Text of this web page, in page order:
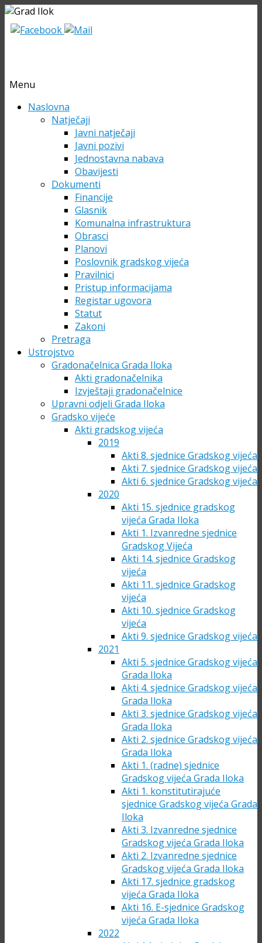
Menu
Skip Naslovna
Natječaji
Javni natječaji
Javni pozivi
Jednostavna nabava
Obavijesti
Dokumenti
Financije
Glasnik
Komunalna infrastruktura
Obrasci
Planovi
Poslovnik gradskog vijeća
Pravilnici
Pristup informacijama
Registar ugovora
Statut
Zakoni
Pretraga
Ustrojstvo
Gradonačelnica Grada Iloka
Akti gradonačelnika
Izvještaji gradonačelnice
Upravni odjeli Grada Iloka
Gradsko vijeće
Akti gradskog vijeća
2019
Akti 8. sjednice Gradskog vijeća
Akti 7. sjednice Gradskog vijeća
Akti 6. sjednice Gradskog vijeća
2020
Akti 15. sjednice gradskog
vijeća Grada Iloka
Akti 1. Izvanredne sjednice
Gradskog Vijeća
Akti 14. sjednice Gradskog
vijeća
Akti 11. sjednice Gradskog
vijeća
Akti 10. sjednice Gradskog
vijeća
Akti 9. sjednice Gradskog vijeća
2021
Akti 5. sjednice Gradskog vijeća
Grada Iloka
Akti 4. sjednice Gradskog vijeća
Grada Iloka
Akti 3. sjednice Gradskog vijeća
Grada Iloka
Akti 2. sjednice Gradskog vijeća
Grada Iloka
Akti 1. (radne) sjednice
Gradskog vijeća Grada Iloka
Akti 1. konstitutirajuće
sjednice Gradskog vijeća Grada
Iloka
Akti 3. Izvanredne sjednice
Gradskog vijeća Grada Iloka
Akti 2. Izvanredne sjednice
Gradskog vijeća Grada Iloka
Akti 17. sjednice gradskog
vijeća Grada Iloka
Akti 16. E-sjednice Gradskog
vijeća Grada Iloka
2022